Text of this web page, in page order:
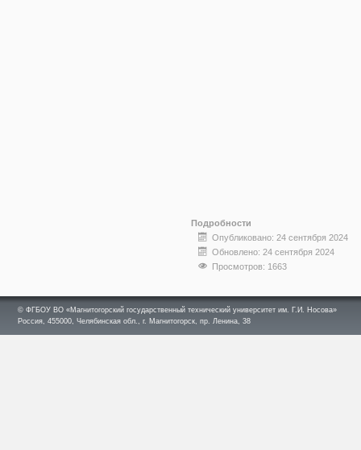
Подробности
Опубликовано: 24 сентября 2024
Обновлено: 24 сентября 2024
Просмотров: 1663
© ФГБОУ ВО «Магнитогорский государственный технический университет им. Г.И. Носова»
Россия, 455000, Челябинская обл., г. Магнитогорск, пр. Ленина, 38